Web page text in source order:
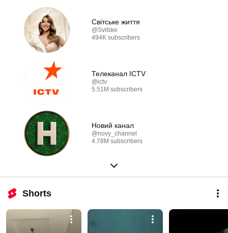
Світське життя
@Svitske
494K subscribers
Телеканал ICTV
@ictv
5.51M subscribers
Новий канал
@novy_channel
4.78M subscribers
Shorts